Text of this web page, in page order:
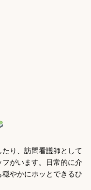
り、訪問看護師として
がいます。日常的に介
やかにホッとできるひ